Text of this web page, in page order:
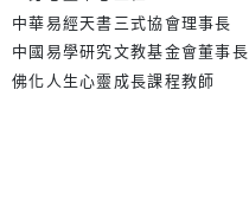
中華易經天書三式協會理事長
中國易學研究文教基金會董事長
佛化人生心靈成長課程教師